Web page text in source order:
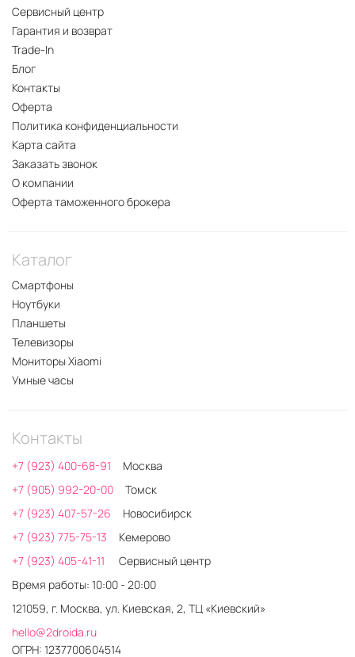
Сервисный центр
Гарантия и возврат
Trade-In
Блог
Контакты
Оферта
Политика конфиденциальности
Карта сайта
Заказать звонок
О компании
Оферта таможенного брокера
Каталог
Смартфоны
Ноутбуки
Планшеты
Телевизоры
Мониторы Xiaomi
Умные часы
Контакты
+7 (923) 400-68-91
Москва
+7 (905) 992-20-00
Томск
+7 (923) 407-57-26
Новосибирск
+7 (923) 775-75-13
Кемерово
+7 (923) 405-41-11
Сервисный центр
Время работы: 10:00 - 20:00
121059, г. Москва, ул. Киевская, 2, ТЦ «Киевский»
hello@2droida.ru
ОГРН: 1237700604514